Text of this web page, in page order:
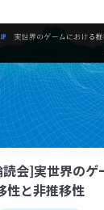
会]実世界のゲ
性と非推移性